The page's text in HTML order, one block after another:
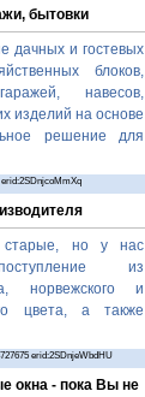
бытовки
дачных и гостевых
блоков,
навесов,
изделий на основе
решение для
но у нас
из
норвежского и
цвета, а также
erid:2SDnjeWbdHU
окна - пока Вы не